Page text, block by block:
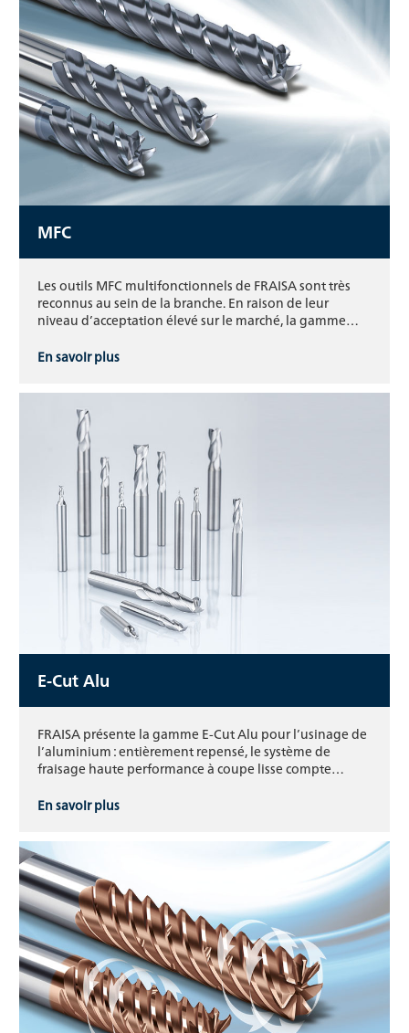
MFC
Les outils MFC multifonctionnels de FRAISA sont très
reconnus au sein de la branche. En raison de leur
niveau d’acceptation élevé sur le marché, la gamme…
En savoir plus
E-Cut Alu
FRAISA présente la gamme E-Cut Alu pour l’usinage de
l’aluminium : entièrement repensé, le système de
fraisage haute performance à coupe lisse compte…
En savoir plus